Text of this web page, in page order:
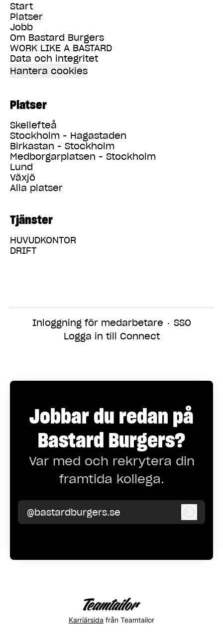
Start
Platser
Jobb
Om Bastard Burgers
WORK LIKE A BASTARD
Data och integritet
Hantera cookies
Platser
Skellefteå
Stockholm - Hagastaden
Birkastan - Stockholm
Medborgarplatsen - Stockholm
Lund
Växjö
Alla platser
Tjänster
HUVUDKONTOR
DRIFT
Inloggning för medarbetare · SSO
Logga in till Connect
Jobbar du redan på
Bastard Burgers?
Var med och rekrytera din
framtida kollega.
@bastardburgers.se
Karriärsida från Teamtailor